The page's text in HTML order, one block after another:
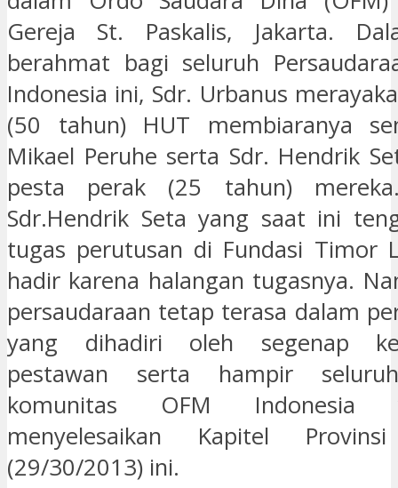
Gereja St. Paskalis, Jakarta.
berahmat bagi seluruh
Indonesia ini, Sdr. Urbanus
(50 tahun) HUT membiaranya
Mikael Peruhe serta Sdr. Hendrik
pesta perak (25 tahun) mereka.
Sdr.Hendrik Seta yang saat ini
tugas perutusan di Fundasi Timor
hadir karena halangan tugasnya.
persaudaraan tetap terasa dalam
yang dihadiri oleh segenap
pestawan serta hampir
komunitas OFM Indonesia
menyelesaikan Kapitel
(29/30/2013) ini.